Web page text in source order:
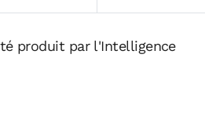
produit par l'Intelligence